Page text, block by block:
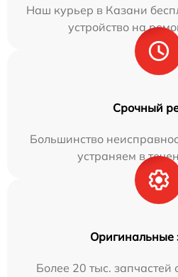
Наш курьер в Казани
устройство на
Срочный
Большинство
устраняем в
Оригинальные
Более 20 тыс. запчастей